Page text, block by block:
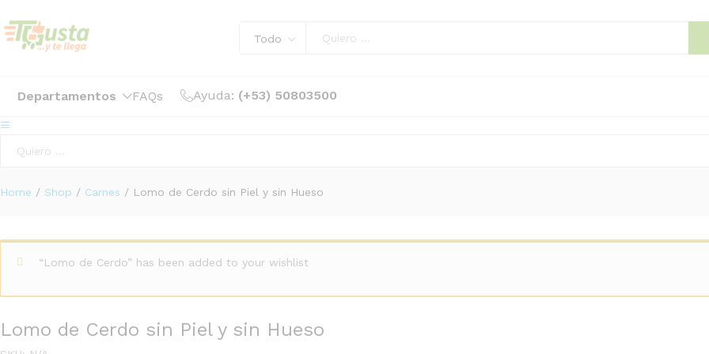
Todo
Departamentos
confituras
FAQs Ayuda: (+53) 50803500
Todo
Home / Shop / Carnes / Lomo de Cerdo sin Piel y sin Hueso
“Lomo de Cerdo” has been added to your wishlist
Lomo de Cerdo sin Piel y sin Hueso
Lomo de Cerdo sin Piel y sin Hueso
Descripción